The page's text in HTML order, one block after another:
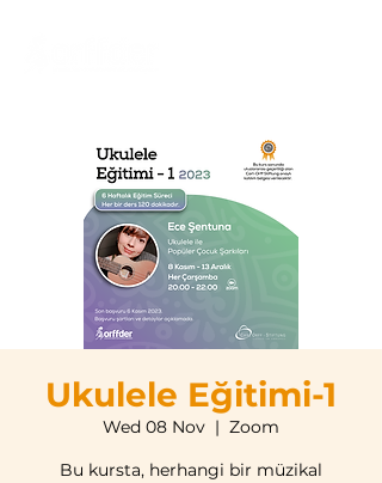
Ukulele Eğitimi-1
Wed 08 Nov
  |
Zoom
Bu kursta, herhangi bir müzikal